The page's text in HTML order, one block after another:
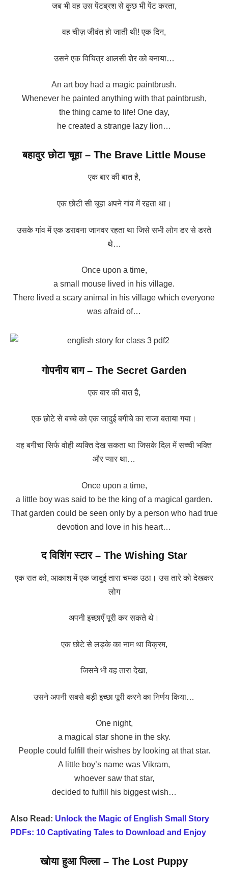
जब भी वह उस पेंटब्रश से कुछ भी पेंट करता,
वह चीज़ जीवंत हो जाती थी! एक दिन,
उसने एक विचित्र आलसी शेर को बनाया…
An art boy had a magic paintbrush.
Whenever he painted anything with that paintbrush,
the thing came to life! One day,
he created a strange lazy lion…
बहादुर छोटा चूहा – The Brave Little Mouse
एक बार की बात है,
एक छोटी सी चूहा अपने गांव में रहता था।
उसके गांव में एक डरावना जानवर रहता था जिसे सभी लोग डर से डरते
थे…
Once upon a time,
a small mouse lived in his village.
There lived a scary animal in his village which everyone
was afraid of…
गोपनीय बाग – The Secret Garden
एक बार की बात है,
एक छोटे से बच्चे को एक जादुई बगीचे का राजा बताया गया।
वह बगीचा सिर्फ वोही व्यक्ति देख सकता था जिसके दिल में सच्ची भक्ति
और प्यार था…
Once upon a time,
a little boy was said to be the king of a magical garden.
That garden could be seen only by a person who had true
devotion and love in his heart…
द विशिंग स्टार – The Wishing Star
एक रात को, आकाश में एक जादुई तारा चमक उठा। उस तारे को देखकर
लोग
अपनी इच्छाएँ पूरी कर सकते थे।
एक छोटे से लड़के का नाम था विक्रम,
जिसने भी वह तारा देखा,
उसने अपनी सबसे बड़ी इच्छा पूरी करने का निर्णय किया…
One night,
a magical star shone in the sky.
People could fulfill their wishes by looking at that star.
A little boy’s name was Vikram,
whoever saw that star,
decided to fulfill his biggest wish…
Also Read: Unlock the Magic of English Small Story
PDFs: 10 Captivating Tales to Download and Enjoy
खोया हुआ पिल्ला – The Lost Puppy